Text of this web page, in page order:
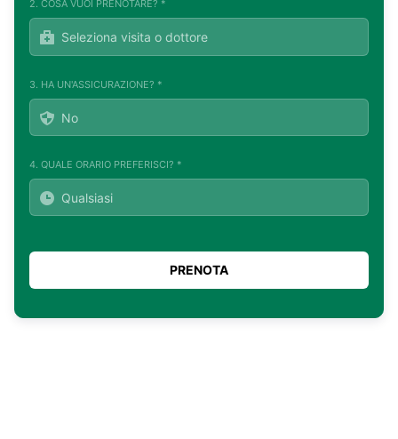
2. COSA VUOI PRENOTARE? *
3. HA UN'ASSICURAZIONE? *
4. QUALE ORARIO PREFERISCI? *